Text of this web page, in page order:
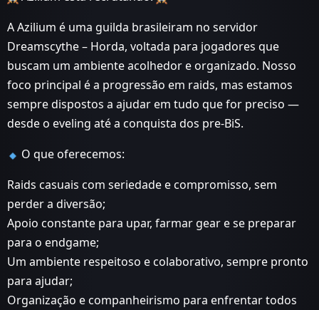
A Azilium é uma guilda brasileiram no servidor
Dreamscythe – Horda, voltada para jogadores que
buscam um ambiente acolhedor e organizado. Nosso
foco principal é a progressão em raids, mas estamos
sempre dispostos a ajudar em tudo que for preciso —
desde o eveling até a conquista dos pre-BiS.
O que oferecemos:
Raids casuais com seriedade e compromisso, sem
perder a diversão;
Apoio constante para upar, farmar gear e se preparar
para o endgame;
Um ambiente respeitoso e colaborativo, sempre pronto
para ajudar;
Organização e companheirismo para enfrentar todos